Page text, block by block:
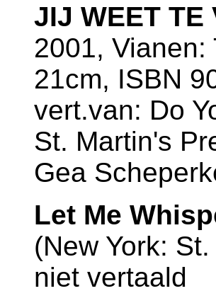
JIJ WEET TE
2001,
21cm, ISBN
vert.van: Do
St. Martin's
Gea
Let Me
(New York:
niet vertaald